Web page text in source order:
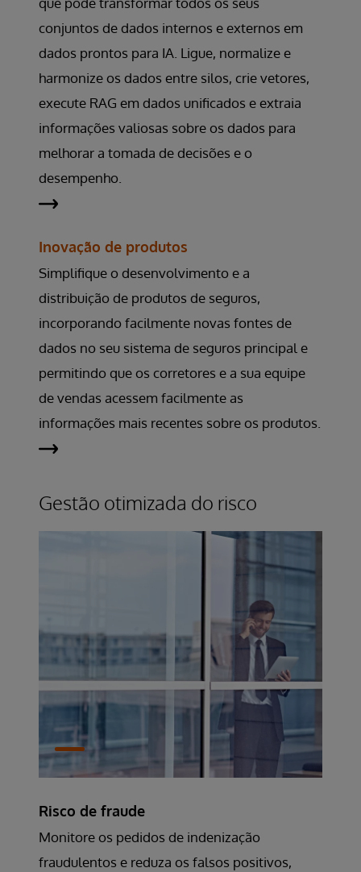
conjuntos de dados internos e externos em
dados prontos para IA. Ligue, normalize e
harmonize os dados entre silos, crie vetores,
execute RAG em dados unificados e extraia
informações valiosas sobre os dados para
melhorar a tomada de decisões e o
desempenho.
Inovação de produtos
Simplifique o desenvolvimento e a
distribuição de produtos de seguros,
incorporando facilmente novas fontes de
dados no seu sistema de seguros principal e
permitindo que os corretores e a sua equipe
de vendas acessem facilmente as
informações mais recentes sobre os produtos.
Gestão otimizada do risco
Risco de fraude
Monitore os pedidos de indenização
fraudulentos e reduza os falsos positivos,